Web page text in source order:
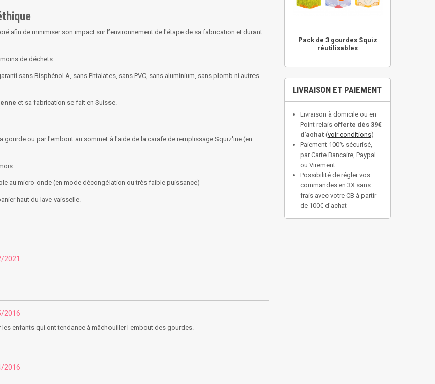
afin de minimiser son impact sur l’environnement de l'étape de sa fabrication et durant
de déchets
sans Bisphénol A, sans Phtalates, sans PVC, sans aluminium, sans plomb ni autres
et sa fabrication se fait en Suisse.
ou par l'embout au sommet à l'aide de la carafe de remplissage Squiz'ine (en
au micro-onde (en mode décongélation ou très faible puissance)
haut du lave-vaisselle.
2021
2016
enfants qui ont tendance à mâchouiller l embout des gourdes.
2016
Pack de 3 gourdes Squiz
réutilisables
LIVRAISON ET PAIEMENT
Livraison à domicile ou en
Point relais offerte dès 39€
d'achat (voir conditions)
Paiement 100% sécurisé,
par Carte Bancaire, Paypal
ou Virement
Possibilité de régler vos
commandes en 3X sans
frais avec votre CB à partir
de 100€ d'achat